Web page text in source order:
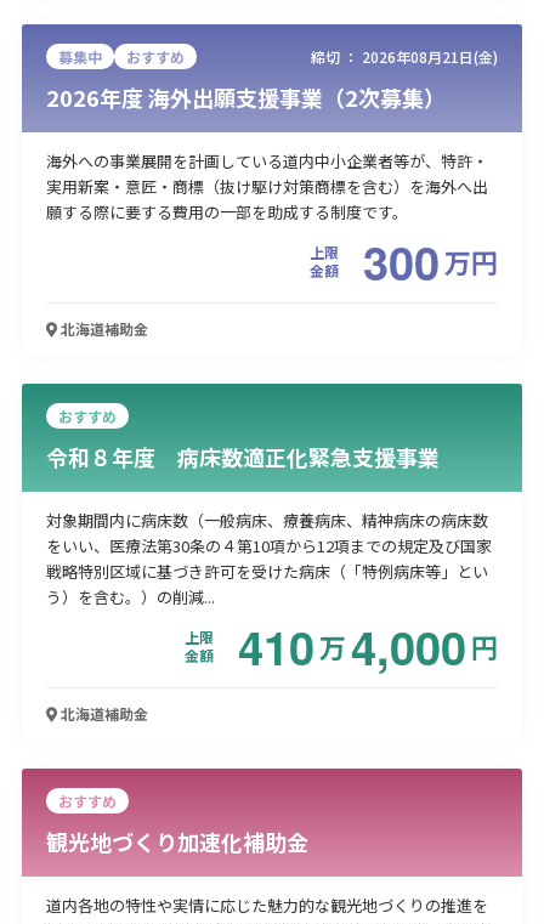
募集中 おすすめ 締切 ： 2026年08月21日(金)
2026年度 海外出願支援事業（2次募集）
海外への事業展開を計画している道内中小企業者等が、特許・
実用新案・意匠・商標（抜け駆け対策商標を含む）を海外へ出
願する際に要する費用の一部を助成する制度です。
上限
金額
300万円
北海道補助金
おすすめ
令和８年度 病床数適正化緊急支援事業
対象期間内に病床数（一般病床、療養病床、精神病床の病床数
をいい、医療法第30条の４第10項から12項までの規定及び国家
戦略特別区域に基づき許可を受けた病床（「特例病床等」とい
う）を含む。）の削減...
上限
金額
410万4,000円
北海道補助金
おすすめ
観光地づくり加速化補助金
道内各地の特性や実情に応じた魅力的な観光地づくりの推進を